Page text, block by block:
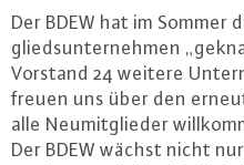
Der BDEW hat im
glieds­un­ter­neh­men
Vorstand 24 weitere
freuen uns über den
alle Neu­mit­glie­der
Der BDEW wächst nicht